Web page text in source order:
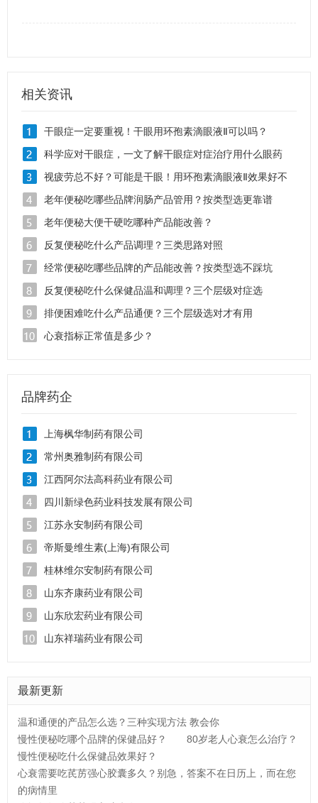
相关资讯
干眼症一定要重视！干眼用环孢素滴眼液Ⅱ可以吗？
科学应对干眼症，一文了解干眼症对症治疗用什么眼药
水？
视疲劳总不好？可能是干眼！用环孢素滴眼液Ⅱ效果好不
好？
老年便秘吃哪些品牌润肠产品管用？按类型选更靠谱
老年便秘大便干硬吃哪种产品能改善？
反复便秘吃什么产品调理？三类思路对照
经常便秘吃哪些品牌的产品能改善？按类型选不踩坑
反复便秘吃什么保健品温和调理？三个层级对症选
排便困难吃什么产品通便？三个层级选对才有用
心衰指标正常值是多少？
品牌药企
上海枫华制药有限公司
常州奥雅制药有限公司
江西阿尔法高科药业有限公司
四川新绿色药业科技发展有限公司
江苏永安制药有限公司
帝斯曼维生素(上海)有限公司
桂林维尔安制药有限公司
山东齐康药业有限公司
山东欣宏药业有限公司
山东祥瑞药业有限公司
最新更新
温和通便的产品怎么选？三种实现方法 教会你
慢性便秘吃哪个品牌的保健品好？
80岁老人心衰怎么治疗？
慢性便秘吃什么保健品效果好？
心衰需要吃芪苈强心胶囊多久？别急，答案不在日历上，而在您
的病情里